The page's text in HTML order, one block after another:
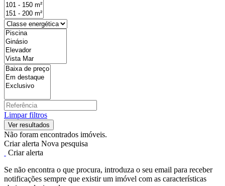
Limpar filtros
Não foram encontrados imóveis.
Criar alerta Nova pesquisa
Criar alerta
Se não encontra o que procura, introduza o seu email para receber
notificações sempre que existir um imóvel com as características